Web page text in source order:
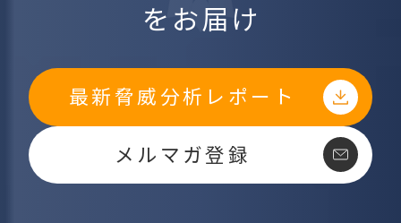
をお届け
最新脅威分析レポート
メルマガ登録